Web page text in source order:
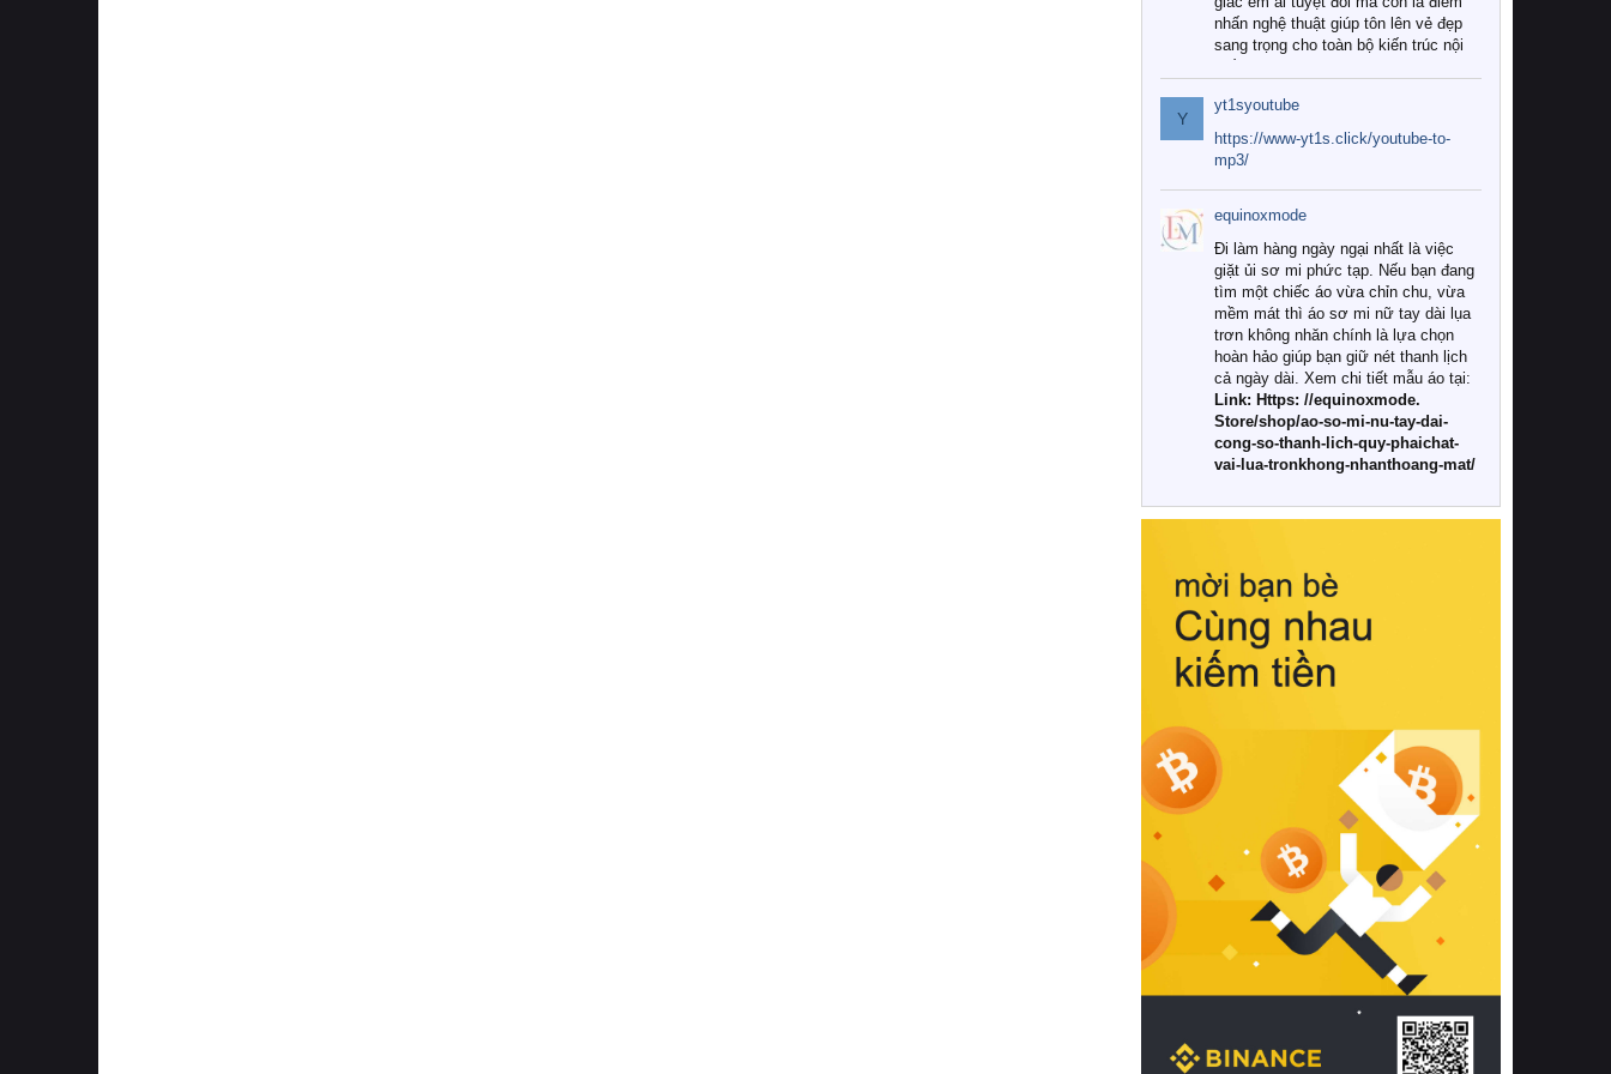
nhấn nghệ thuật giúp tôn lên vẻ đẹp
sang trọng cho toàn bộ kiến trúc nội
Tuy nhiên, giữa thị trường đa dạng
với vô vàn thương hiệu và mẫu mã
như hiện nay, làm thế nào để chọn
được những bộ chăn ga gối đệm cao
cấp thực sự chất lượng, phù hợp với
khí hậu và nhu cầu sử dụng của gia
đình? Hãy cùng chúng tôi đi tìm lời
giải đáp chi tiết qua bài viết dưới đây.
1. Tại sao các gia đình hiện đại lại ưa
chuộng chăn ga gối đệm cao cấp?
Khác với các dòng sản phẩm thông
thường, những bộ chăn ga gối đệm
cao cấp trải qua quy trình sản xuất
nghiêm ngặt từ khâu chọn lọc nguyên
liệu tự nhiên đến công nghệ dệt
nhuộm hiện đại không chứa hóa chất
này, bạn sẽ cảm nhận rõ rệt sự khác
hồi chuẩn xác của phần đệm nâng đỡ
cột sống.
Bên cạnh đó, việc lựa chọn các dòng
sản phẩm đạt chuẩn chất lượng quốc
tế còn giúp ngăn ngừa tình trạng kích
khuẩn và nấm mốc trong điều kiện
thời tiết nóng ẩm. Bạn có thể tìm hiểu
thêm các nghiên cứu khoa học về tác
động của giấc ngủ và môi trường
phòng ngủ đối với sức khỏe con
người tại Sleep Foundation (External
Link) để có cái nhìn toàn diện hơn.
2. Các tiêu chí vàng khi lựa chọn
chăn ga gối đệm cao cấp cho phòng
ngủ
Để sở hữu một bộ chăn ga gối đệm
cao cấp hoàn hảo cả về thẩm mỹ lẫn
công năng, người tiêu dùng cần cân
nhắc kỹ lưỡng các tiêu chí quan trọng
Y
yt1syoutube
https://www-yt1s.click/youtube-to-
mp3/
equinoxmode
Đi làm hàng ngày ngại nhất là việc
giặt ủi sơ mi phức tạp. Nếu bạn đang
tìm một chiếc áo vừa chỉn chu, vừa
mềm mát thì áo sơ mi nữ tay dài lụa
trơn không nhăn chính là lựa chọn
hoàn hảo giúp bạn giữ nét thanh lịch
cả ngày dài. Xem chi tiết mẫu áo tại:
Link: Https: //equinoxmode.
Store/shop/ao-so-mi-nu-tay-dai-
cong-so-thanh-lich-quy-phaichat-
vai-lua-tronkhong-nhanthoang-mat/